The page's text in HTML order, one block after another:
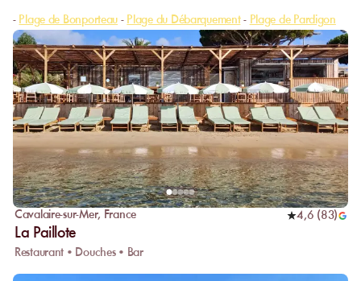
- Plage de Bonporteau - Plage du Débarquement- Plage de Pardigon
Cavalaire-sur-Mer, France 4,6 (83)
La Paillote
Restaurant • Douches • Bar